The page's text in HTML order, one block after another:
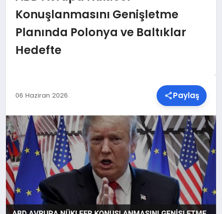
SAĞLIK
YAŞAM
MALATYA HABERLERI
Konuşlanmasını Genişletme
Planında Polonya ve Baltıklar
Hedefte
06 Haziran 2026 Paylaş